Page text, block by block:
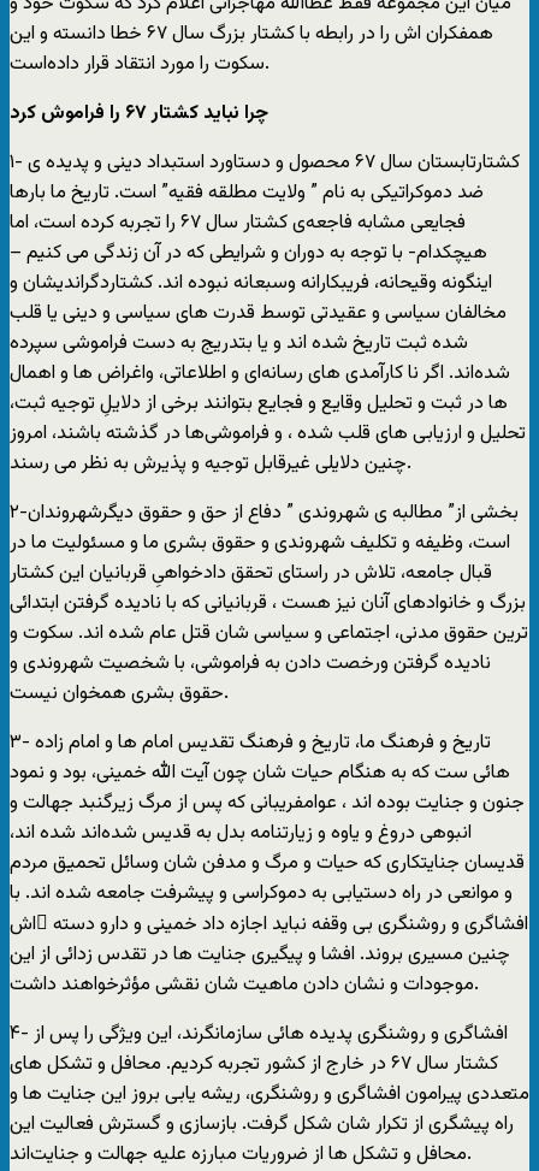
همفکران اش را در رابطه با کشتار بزرگ سال ۶۷ خطا دانسته و اين
سکوت را مورد انتقاد قرار داده‌است.
چرا نبايد کشتار ۶۷ را فراموش کرد
۱- کشتارتابستان سال ۶۷ محصول و دستاورد استبداد دينی و پديده ی
ضد دموکراتيکی به نام ” ولايت مطلقه فقيه” است. تاريخ ما بارها
فجايعی مشابه فاجعه‌ی کشتار سال ۶۷ را تجربه کرده است، اما
هيچکدام- با توجه به دوران و شرايطی که در آن زندگی می کنيم –
اينگونه وقيحانه، فريبکارانه وسبعانه نبوده اند. کشتاردگرانديشان و
مخالفان سياسی و عقيدتی توسط قدرت های سياسی و دينی يا قلب
شده ثبت تاريخ شده اند و يا بتدريج به دست فراموشی سپرده
شده‌اند. اگر نا کارآمدی های رسانه‌ای و اطلاعاتی، واغراض ها و اهمال
ها در ثبت و تحليل وقايع و فجايع بتوانند برخی از دلايلِ توجيه ثبت،
تحليل و ارزيابی های قلب شده ، و فراموشی‌ها در گذشته باشند، امروز
چنين دلايلی غيرقابل توجيه و پذيرش به نظر می رسند.
۲-بخشی از” مطالبه ی شهروندی ” دفاع از حق و حقوق ديگرشهروندان
است، وظيفه و تکليف شهروندی و حقوق بشری ما و مسئوليت ما در
قبال جامعه، تلاش در راستای تحقق دادخواهیِ قربانيان اين کشتار
بزرگ و خانوادهای آنان نيز هست ، قربانيانی که با ناديده گرفتن ابتدائی
ترين حقوق مدنی، اجتماعی و سياسی شان قتل عام شده اند. سکوت و
ناديده گرفتن ورخصت دادن به فراموشی، با شخصيت شهروندی و
حقوق بشری همخوان نيست.
۳- تاريخ و فرهنگ ما، تاريخ و فرهنگ تقديس امام ها و امام زاده
هائی ست که به هنگام حيات شان چون آيت الله خمينی، بود و نمود
جنون و جنايت بوده اند ، عوامفريبانی که پس از مرگ زيرگنبد جهالت و
انبوهی دروغ و ياوه و زيارتنامه بدل به قديس شده‌اند شده اند،
قديسان جنايتکاری که حيات و مرگ و مدفن شان وسائل تحميق مردم
و موانعی در راه دستيابی به دموکراسی و پيشرفت جامعه شده اند. با
افشاگری و روشنگری بی وقفه نبايد اجازه داد خمينی و دارو دسته ِاش
چنين مسيری بروند. افشا و پيگيری جنايت ها در تقدس زدائی از اين
موجودات و نشان دادن ماهيت شان نقشی مؤثرخواهند داشت.
۴- افشاگری و روشنگری پديده هائی سازمانگرند، اين ويژگی را پس از
کشتار سال ۶۷ در خارج از کشور تجربه کرديم. محافل و تشکل های
متعددی پيرامون افشاگری و روشنگری، ريشه يابی بروز اين جنايت ها و
راه پيشگری از تکرار شان شکل گرفت. بازسازی و گسترش فعاليت اين
محافل و تشکل ها از ضروريات مبارزه عليه جهالت و جنايت‌اند.